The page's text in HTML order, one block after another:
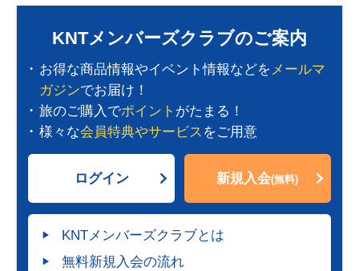
KNTメンバーズクラブのご案内
お得な商品情報やイベント情報などを メールマ
ガジンでお届け！
旅のご購入でポイント がたまる！
様々な会員特典やサービス をご用意
ログイン 新規入会(無料)
KNTメンバーズクラブとは
無料新規入会の流れ